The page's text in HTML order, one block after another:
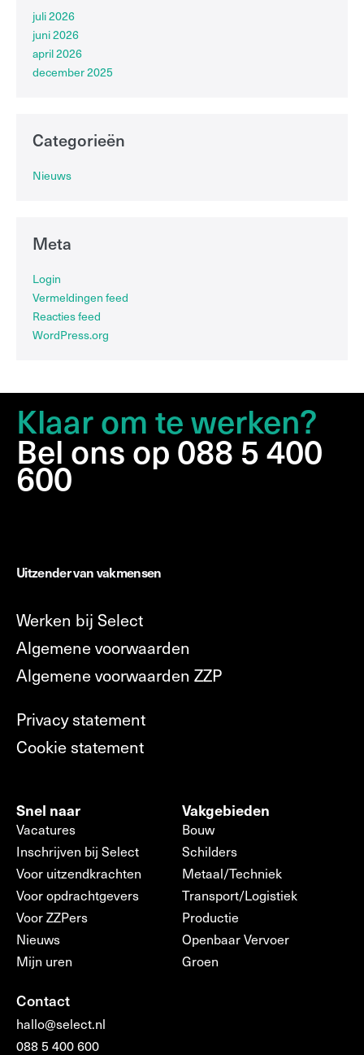
juli 2026
juni 2026
april 2026
december 2025
Categorieën
Nieuws
Meta
Login
Vermeldingen feed
Reacties feed
WordPress.org
Klaar om te werken?
Bel ons op 088 5 400
600
Uitzender van vakmensen
Werken bij Select
Algemene voorwaarden
Algemene voorwaarden ZZP
Privacy statement
Cookie statement
Snel naar
Vacatures
Inschrijven bij Select
Voor uitzendkrachten
Voor opdrachtgevers
Voor ZZPers
Nieuws
Mijn uren
Vakgebieden
Bouw
Schilders
Metaal/Techniek
Transport/Logistiek
Productie
Openbaar Vervoer
Groen
Contact
hallo@select.nl
088 5 400 600